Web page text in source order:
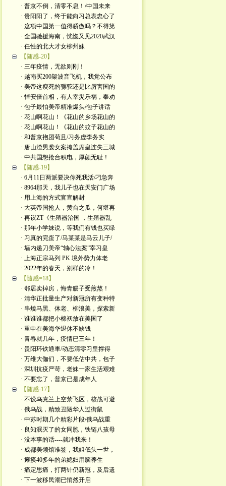
· 普京不倒，清零不息！/中国未来
· 贵阳阳了，终于能向习总表忠心了
· 这项中国第一值得骄傲吗？不得第
· 全国驰援海南，恍惚又见2020武汉
· 任性的北大才女柳州妹
【随感-20】
· 三年疫情，无欲则刚！
· 越南买200架波音飞机，我党公布
· 美帝这瘦死的骡驼还是比厉害国的
· 悼安倍首相，有人幸災乐祸，奉劝
· 包子最怕美帝精准爆头/包子讲话
· 花山啊花山！《花山的乡场花山的
· 花山啊花山！《花山的蚊子花山的
· 和普京抱团苟且/习务虚李务实
· 唐山渣男袭女案掩盖席皇连失三城
· 中共国想抢台积电，厚颜无耻！
【随感-19】
· 6月11日两派要决你死我活/刁急奔
· 8964那天，我儿子也在天安门广场
· 用上海的方式官宣解封
· 大英帝国抢人，黄台之瓜，何堪再
· 再议ZT《生殖器治国 ，生殖器乱
· 那年小学妹说，等我们有钱也买绿
· 习真的完蛋了/马某某是马云儿子/
· 墙内递刀美帝“轴心法案”宰习皇
· 上海正宗马列 PK 境外势力体老
· 2022年的春天，别样的冷！
【隨感=18】
· 邻居卖掉房，悔青腸子受煎熬！
· 清华正批量生产对新冠所有变种特
· 串燒马黑、体老、柳浪美，探索新
· 谁谁谁都把小棉袄放在美国了
· 重申在美海华退休不缺钱
· 青春就几年，疫情已三年！
· 贵阳环铁通車/动态清零习皇撑得
· 万维大伽们，不要低估中共，包子
· 深圳抗疫严苛，老妹一家生活艰难
· 不要忘了，普京已是成年人
【随感-17】
· 不设乌克兰上空禁飞区，核战可避
· 俄乌战，精致丑陋华人过街鼠
· 中苏时期几个精彩片段/俄乌战重
· 良知泯灭了的女同胞，铁链八孩母
· 没本事的话----就冲我来！
· 成都美领馆准签，我姐低头一世，
· 瘫痪40多年的弟媳妇用脑养生
· 痛定思痛，打两针仍新冠，及后遗
· 下一波移民潮已悄然开启